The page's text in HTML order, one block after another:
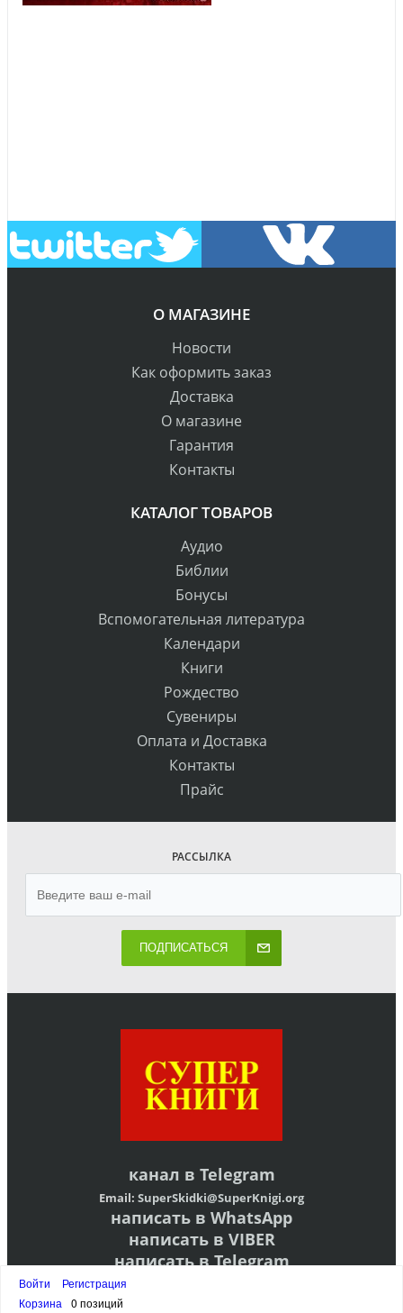
О МАГАЗИНЕ
Новости
Как оформить заказ
Доставка
О магазине
Гарантия
Контакты
КАТАЛОГ ТОВАРОВ
Аудио
Библии
Бонусы
Вспомогательная литература
Календари
Книги
Рождество
Сувениры
Оплата и Доставка
Контакты
Прайс
РАССЫЛКА
ПОДПИСАТЬСЯ
канал в Telegram
Email: SuperSkidki@SuperKnigi.org
написать в WhatsApp
написать в VIBER
написать в Telegram
АДРЕС ОФИСА:ЛЕНИНГРАДСКАЯ ОБЛАСТЬ,ВСЕВОЛОЖСКИЙ РАЙОН,
МАССИВ ВАРТЕМЯГИ-1, УЛ ЦЕНТРАЛЬНАЯ Д 11, РОССИЯ
Войти
Регистрация
Корзина
0 позиций